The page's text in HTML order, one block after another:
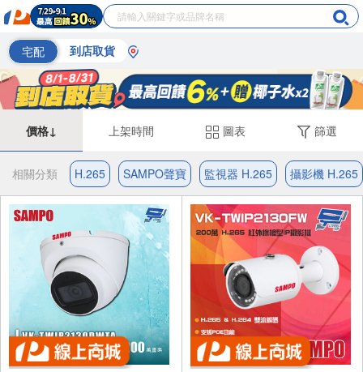
宅配 到店取貨
價格↓ 上架時間 圖表 篩選
相關分類 H.265 SAMPO聲寶 監視器 H.265 攝影機 H.265